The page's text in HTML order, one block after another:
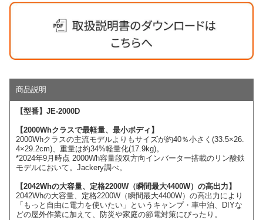
商品説明
【型番】JE-2000D
【2000Whクラスで最軽量、最小ボディ】
2000Whクラスの主流モデルよりもサイズが約40％小さく(33.5×26.
4×29.2cm)、重量は約34%軽量化(17.9kg)。
*2024年9月時点 2000Wh容量段双方向インバーター搭載のリン酸鉄
モデルにおいて。Jackery調べ。
【2042Whの大容量、定格2200W（瞬間最大4400W）の高出力】
2042Whの大容量、定格2200W（瞬間最大4400W）の高出力により
「もっと自由に電力を使いたい」というキャンプ・車中泊、DIYな
どの屋外作業に加えて、防災や家庭の節電対策にぴったり。